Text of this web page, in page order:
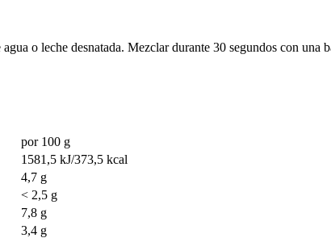
o leche desnatada. Mezclar durante 30 segundos con una
por 100 g
1581,5 kJ/373,5 kcal
4,7 g
˂ 2,5 g
7,8 g
3,4 g